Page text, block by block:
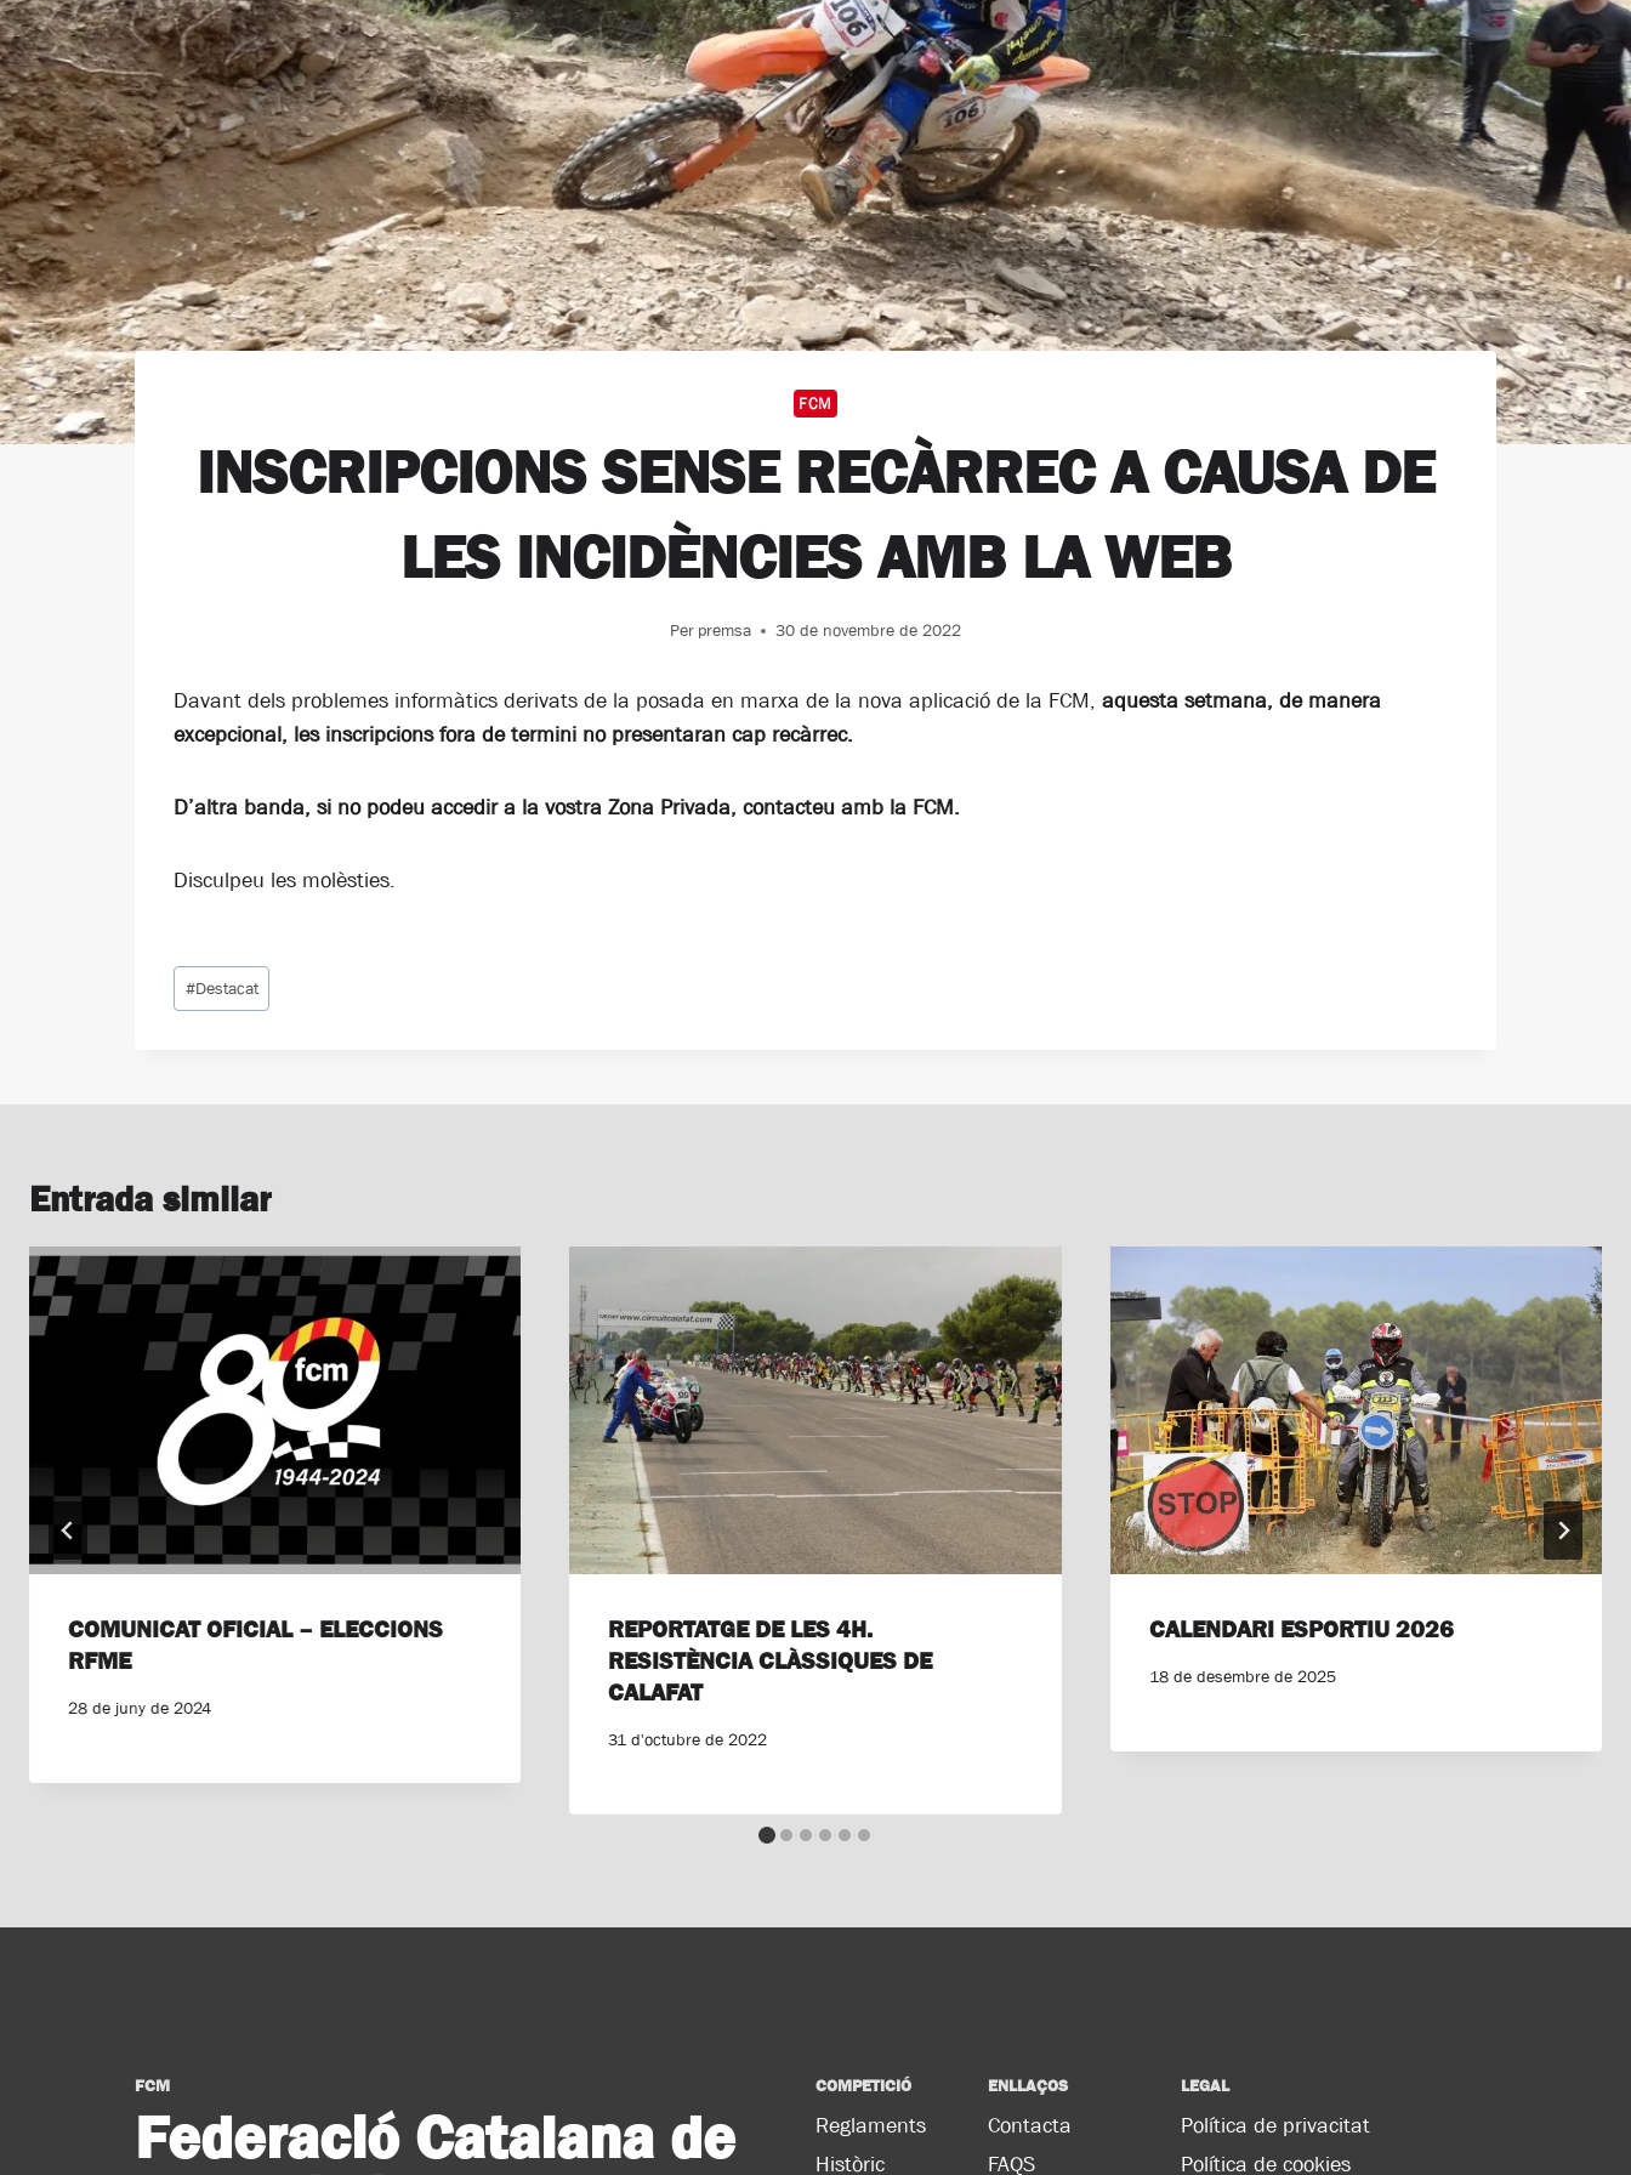
FCM
INSCRIPCIONS SENSE RECÀRREC A CAUSA DE
LES INCIDÈNCIES AMB LA WEB
Per premsa 30 de novembre de 2022
Davant dels problemes informàtics derivats de la posada en marxa de la nova aplicació de la FCM, aquesta setmana, de manera
excepcional, les inscripcions fora de termini no presentaran cap recàrrec.
D’altra banda, si no podeu accedir a la vostra Zona Privada, contacteu amb la FCM.
Disculpeu les molèsties.
Etiquetes
d'entrada
#Destacat
Entrada similar
COMUNICAT OFICIAL – ELECCIONS
RFME
28 de juny de 2024
REPORTATGE DE LES 4H.
RESISTÈNCIA CLÀSSIQUES DE
CALAFAT
31 d'octubre de 2022
CALENDARI ESPORTIU 2026
18 de desembre de 2025
FCM
Federació Catalana de
COMPETICIÓ
Reglaments
Històric
ENLLAÇOS
Contacta
FAQS
LEGAL
Política de privacitat
Política de cookies